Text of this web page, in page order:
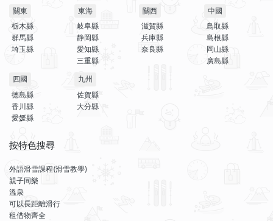
關東
栃木縣
群馬縣
埼玉縣
東海
岐阜縣
静岡縣
愛知縣
三重縣
關西
滋賀縣
兵庫縣
奈良縣
中國
鳥取縣
島根縣
岡山縣
廣島縣
四國
德島縣
香川縣
愛媛縣
九州
佐賀縣
大分縣
按特色搜尋
外語滑雪課程(滑雪教學)
親子同樂
溫泉
可以長距離滑行
租借物齊全